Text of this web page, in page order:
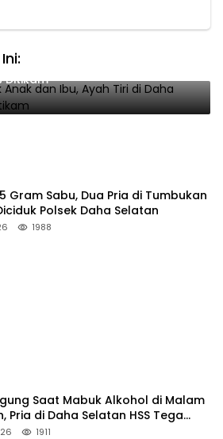
Anak dan Ibu, Ayah Tiri di Daha
Ditikam
Gram Sabu, Dua Pria di Tumbukan
Polsek Daha Selatan
1988
Saat Mabuk Alkohol di Malam
Pria di Daha Selatan HSS Tega
Sendiri
1911